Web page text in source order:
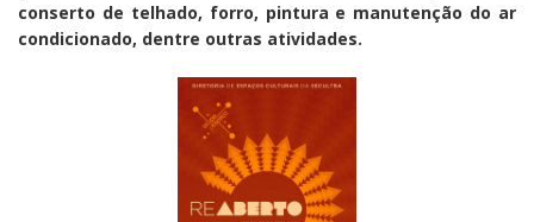
conserto de telhado, forro, pintura e manutenção do ar
condicionado, dentre outras atividades.